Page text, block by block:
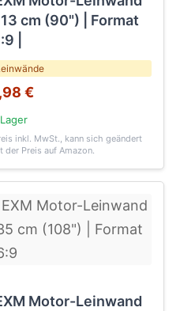
cm (90") | Format
|
€
inkl. MwSt., kann sich geändert
Preis auf Amazon.
Motor-Leinwand